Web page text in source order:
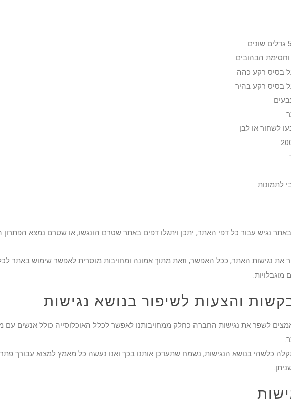
הבהובים
על בסיס רקע כהה
על בסיס רקע בהיר
לשחור או לבן
לתמונות
נגיש עבור כל דפי האתר, יתכן ויתגלו דפים באתר שטרם הונגשו, או שטרם נמצא הפתרון
את נגישות האתר, ככל האפשר, וזאת מתוך אמונה ומחויבות מוסרית לאפשר שימוש באתר
מוגבלויות.
והצעות לשיפור בנושא נגישות
לשפר את נגישות החברה כחלק ממחויבותנו לאפשר לכלל האוכלוסייה כולל אנשים עם
כלשהי בנושא הנגישות, נשמח שתעדכן אותנו בכך ואנו נעשה כל מאמץ למצוא עבורך